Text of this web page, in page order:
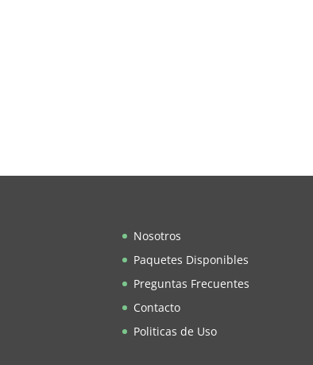
Nosotros
Paquetes Disponibles
Preguntas Frecuentes
Contacto
Politicas de Uso